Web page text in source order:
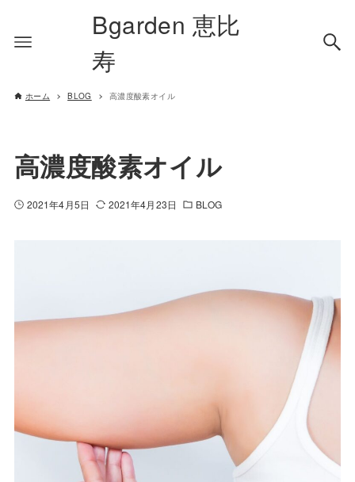
Bgarden 恵比
寿
ホーム BLOG 高濃度酸素オイル
高濃度酸素オイル
2021年4月5日 2021年4月23日 BLOG